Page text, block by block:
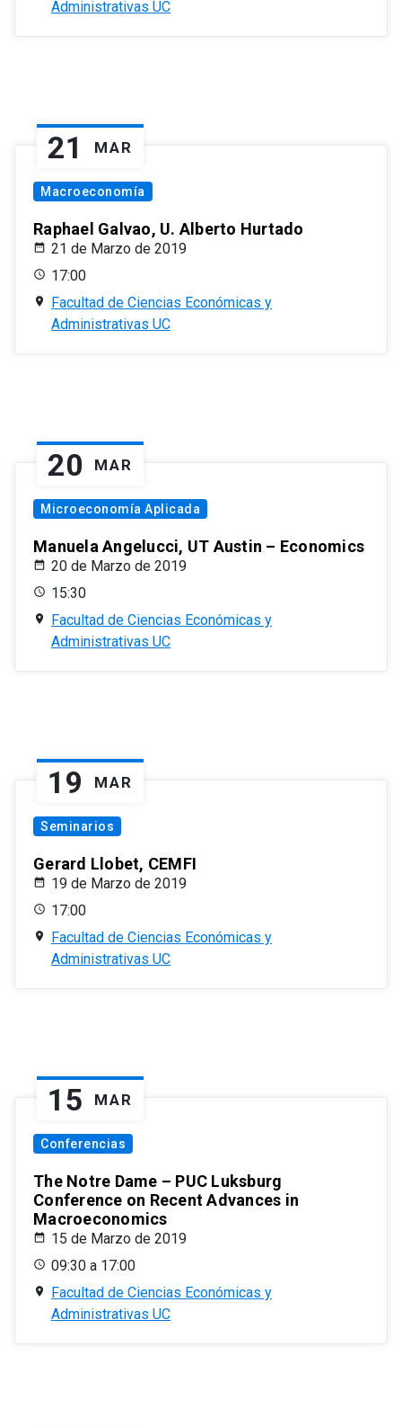
Administrativas UC
21 MAR
Macroeconomía
Raphael Galvao, U. Alberto Hurtado
21 de Marzo de 2019
17:00
Facultad de Ciencias Económicas y
Administrativas UC
20 MAR
Microeconomía Aplicada
Manuela Angelucci, UT Austin – Economics
20 de Marzo de 2019
15:30
Facultad de Ciencias Económicas y
Administrativas UC
19 MAR
Seminarios
Gerard Llobet, CEMFI
19 de Marzo de 2019
17:00
Facultad de Ciencias Económicas y
Administrativas UC
15 MAR
Conferencias
The Notre Dame – PUC Luksburg
Conference on Recent Advances in
Macroeconomics
15 de Marzo de 2019
09:30 a 17:00
Facultad de Ciencias Económicas y
Administrativas UC